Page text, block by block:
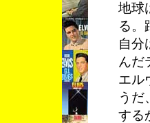
地球
る。
自分
んだ
エル
うだ
する